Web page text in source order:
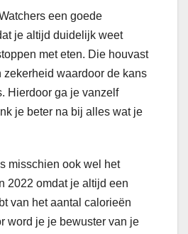
een goede
je altijd duidelijk weet
met eten. Die houvast
zekerheid waardoor de kans
Hierdoor ga je vanzelf
je beter na bij alles wat je
misschien ook wel het
2022 omdat je altijd een
van het aantal calorieën
word je je bewuster van je